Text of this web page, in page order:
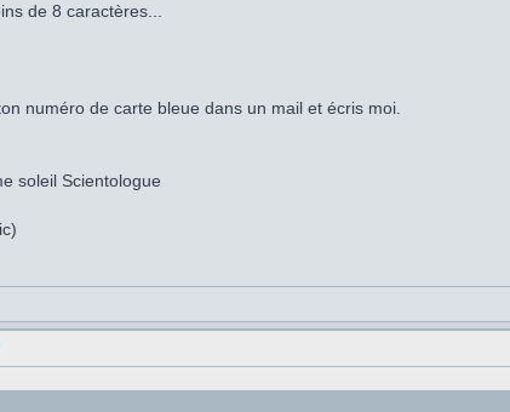
de 8 caractères...
numéro de carte bleue dans un mail et écris moi.
soleil Scientologue